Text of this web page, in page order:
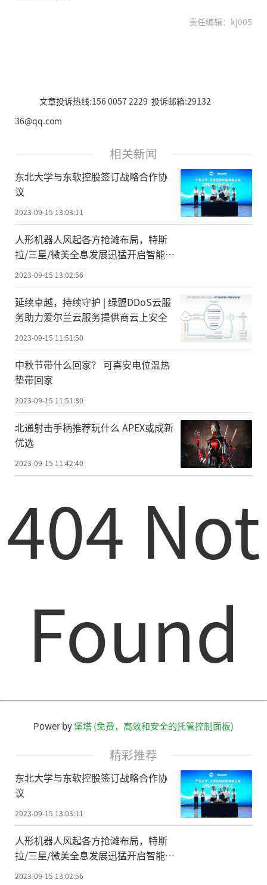
责任编辑：kj005
文章投诉热线:156 0057 2229 投诉邮箱:29132
36@qq.com
相关新闻
东北大学与东软控股签订战略合作协
议
2023-09-15 13:03:11
人形机器人风起各方抢滩布局，特斯
拉/三星/微美全息发展迅猛开启智能人
机新时代
2023-09-15 13:02:56
延续卓越，持续守护 | 绿盟DDoS云服
务助力爱尔兰云服务提供商云上安全
2023-09-15 11:51:50
中秋节带什么回家？ 可喜安电位温热
垫带回家
2023-09-15 11:51:30
北通射击手柄推荐玩什么 APEX或成新
优选
2023-09-15 11:42:40
404 Not
Found
Power by堡塔 (免费，高效和安全的托管控制面板)
精彩推荐
东北大学与东软控股签订战略合作协
议
2023-09-15 13:03:11
人形机器人风起各方抢滩布局，特斯
拉/三星/微美全息发展迅猛开启智能人
机新时代
2023-09-15 13:02:56